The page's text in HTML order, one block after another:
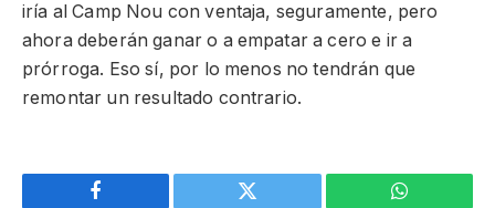
iría al Camp Nou con ventaja, seguramente, pero
ahora deberán ganar o a empatar a cero e ir a
prórroga. Eso sí, por lo menos no tendrán que
remontar un resultado contrario.